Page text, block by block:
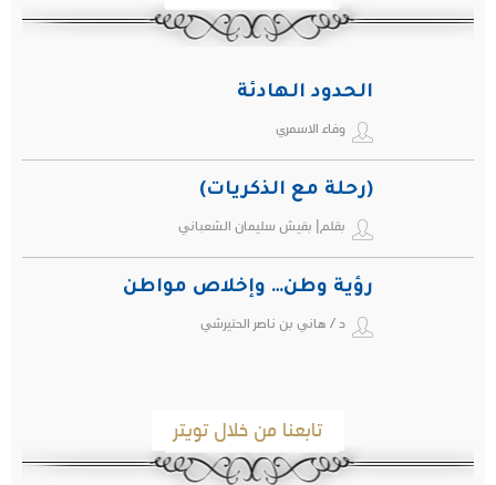
الحدود الهادئة
وفاء الاسمري
(رحلة مع الذكريات)
بقلم| بقيش سليمان الشعباني
رؤية وطن… وإخلاص مواطن
د / هاني بن ناصر الحتيرشي
تابعنا من خلال تويتر